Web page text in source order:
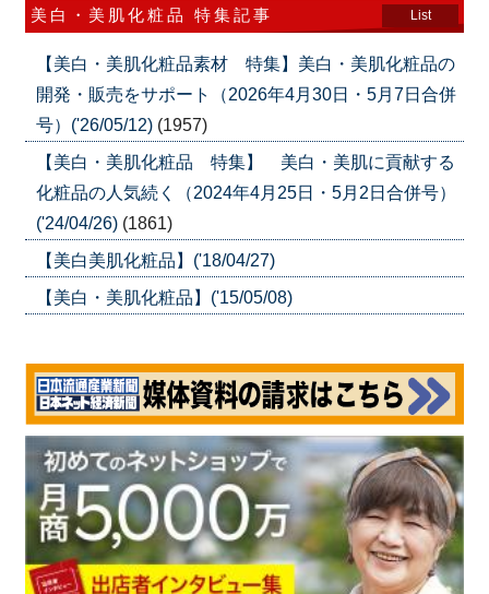
美白・美肌化粧品 特集記事 List
【美白・美肌化粧品素材 特集】美白・美肌化粧品の
開発・販売をサポート（2026年4月30日・5月7日合併
号）('26/05/12) (1957)
【美白・美肌化粧品 特集】 美白・美肌に貢献する
化粧品の人気続く（2024年4月25日・5月2日合併号）
('24/04/26) (1861)
【美白美肌化粧品】('18/04/27)
【美白・美肌化粧品】('15/05/08)